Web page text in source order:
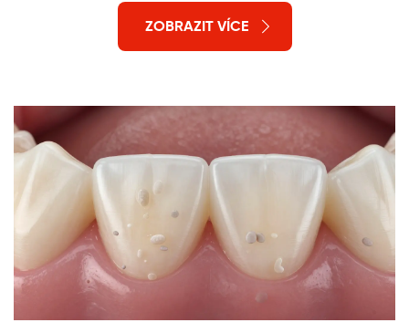
ZOBRAZIT VÍCE